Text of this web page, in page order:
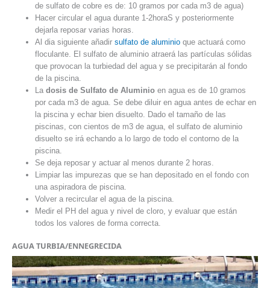
de sulfato de cobre es de: 10 gramos por cada m3 de agua)
Hacer circular el agua durante 1-2horaS y posteriormente
dejarla reposar varias horas.
Al dia siguiente añadirsulfato de aluminio que actuará como
floculante. El sulfato de aluminio atraerá las partículas sólidas
que provocan la turbiedad del agua y se precipitarán al fondo
de la piscina.
Ladosis de Sulfato de Aluminio en agua es de 10 gramos
por cada m3 de agua. Se debe diluir en agua antes de echar en
la piscina y echar bien disuelto. Dado el tamaño de las
piscinas, con cientos de m3 de agua, el sulfato de aluminio
disuelto se irá echando a lo largo de todo el contorno de la
piscina.
Se deja reposar y actuar al menos durante 2 horas.
Limpiar las impurezas que se han depositado en el fondo con
una aspiradora de piscina.
Volver a recircular el agua de la piscina.
Medir el PH del agua y nivel de cloro, y evaluar que están
todos los valores de forma correcta.
AGUA TURBIA/ENNEGRECIDA